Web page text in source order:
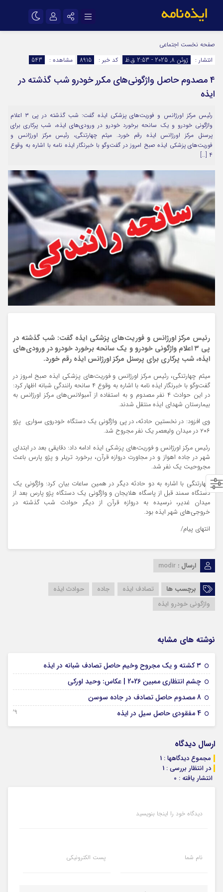
اینستاگرام
سروش
ایتا
آپارات
اپلیکیشن رمز عبور
مرا به خاطر بسپار
صفحه نخست اجتماعی
انتشار :
ژوئن 8, 2025 - 2:53 ق.ظ کد خبر : 8915 مشاهده : 543
۴ مصدوم حاصل واژگونی‌های مکرر خودرو شب گذشته در
ایذه
رئیس مرکز اورژانس و فوریت‌های پزشکی ایذه گفت: شب گذشته در پی ۳ اعلام
واژگونی خودرو و یک سانحه برخورد خودرو در ورودی‌های ایذه، شب پرکاری برای
پرسنل مرکز اورژانس ایذه رقم خورد. میثم چهارتنگی، رئیس مرکز اورژانس و
فوریت‌های پزشکی ایذه صبح امروز در گفت‌وگو با خبرنگار ایذه نامه با اشاره به وقوع
۴ […]
رئیس مرکز اورژانس و فوریت‌های پزشکی ایذه گفت: شب گذشته در
پی ۳ اعلام واژگونی خودرو و یک سانحه برخورد خودرو در ورودی‌های
ایذه، شب پرکاری برای پرسنل مرکز اورژانس ایذه رقم خورد.
میثم چهارتنگی، رئیس مرکز اورژانس و فوریت‌های پزشکی ایذه صبح امروز در
گفت‌وگو با خبرنگار ایذه نامه با اشاره به وقوع ۴ سانحه رانندگی شبانه اظهار کرد:
در این حوادث ۴ نفر مصدوم و به استفاده از آمبولانس‌های مرکز اورژانس به
بیمارستان شهدای ایذه منتقل شدند.
وی افزود: در نخستین حادثه، در پی واژگونی یک دستگاه خودروی سواری پژو
۲۰۶ در میدان ولیعصر یک نفر مجروح شد.
رئیس مرکز اورژانس و فوریت‌های پزشکی ایذه ادامه داد: دقایقی بعد در ابتدای
شهر در جاده اهواز و در مجاورت دروازه قرآن، برخورد تریلر و پژو پارس باعث
مجروحیت یک نفر شد.
چهارتنگی با اشاره به دو حادثه دیگر در همین ساعات بیان کرد: واژگونی یک
دستگاه سمند قبل از پاسگاه هلایجان و واژگونی یک دستگاه پژو پارس بعد از
میدان غدیر، نرسیده به دروازه قرآن از دیگر حوادث شب گذشته در
خروجی‌های شهر ایذه بود.
انتهای پیام/
ارسال : modir
برچسب ها تصادف ایذه جاده
حوادث ایذه
واژگونی خودرو ایذه
نوشته های مشابه
۳ کشته و یک مجروح وخیم حاصل تصادف شبانه در ایذه
چشم انتظاری ممبین 2026 | عکاس: وحید اورکی
8 مصدوم حاصل تصادف در جاده سوسن
4 مفقودی حاصل سیل در ایذه 29 دسامبر 2025
ارسال دیدگاه
مجموع دیدگاهها : 1
در انتظار بررسی : 1
انتشار یافته : 0
دیدگاه خود را اینجا بنویسید
نام شما پست الکترونیکی